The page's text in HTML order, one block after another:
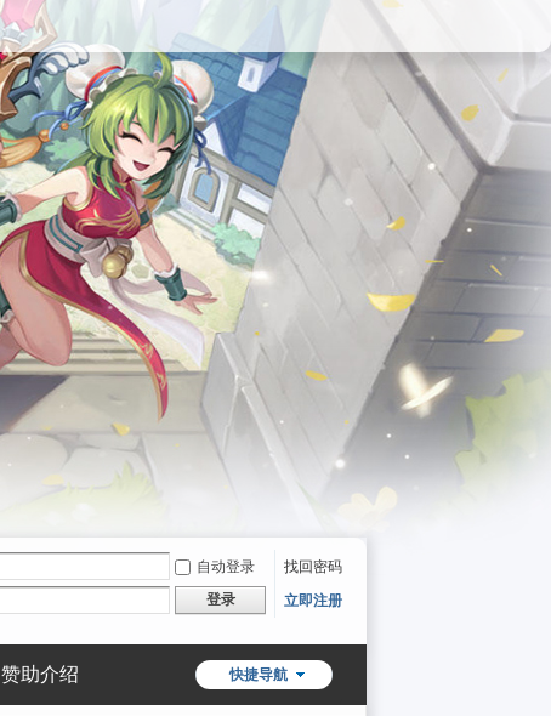
自动登录
找回密码
登录 立即注册
快捷导航
赞助介绍